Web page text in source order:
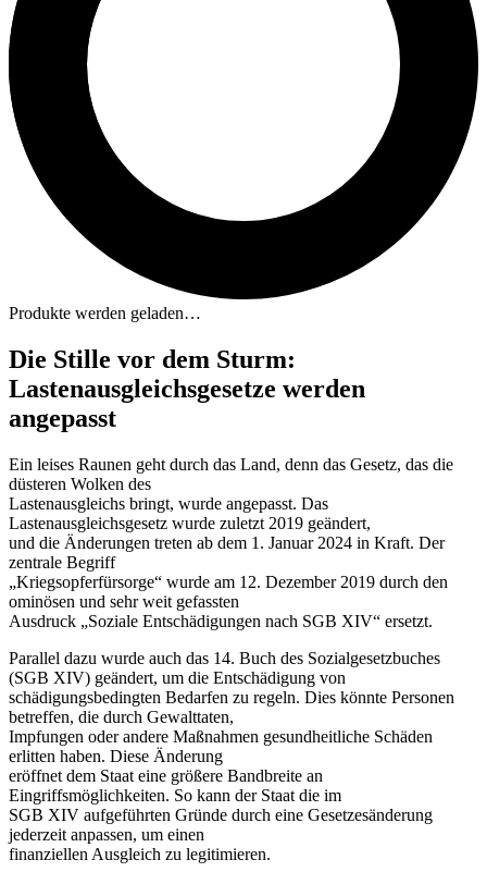
Produkte werden geladen…
Die Stille vor dem Sturm:
Lastenausgleichsgesetze werden
angepasst
Ein leises Raunen geht durch das Land, denn das Gesetz, das die
düsteren Wolken des
Lastenausgleichs bringt, wurde angepasst. Das
Lastenausgleichsgesetz wurde zuletzt 2019 geändert,
und die Änderungen treten ab dem 1. Januar 2024 in Kraft. Der
zentrale Begriff
„Kriegsopferfürsorge“ wurde am 12. Dezember 2019 durch den
ominösen und sehr weit gefassten
Ausdruck „Soziale Entschädigungen nach SGB XIV“ ersetzt.
Parallel dazu wurde auch das 14. Buch des Sozialgesetzbuches
(SGB XIV) geändert, um die Entschädigung von
schädigungsbedingten Bedarfen zu regeln. Dies könnte Personen
betreffen, die durch Gewalttaten,
Impfungen oder andere Maßnahmen gesundheitliche Schäden
erlitten haben. Diese Änderung
eröffnet dem Staat eine größere Bandbreite an
Eingriffsmöglichkeiten. So kann der Staat die im
SGB XIV aufgeführten Gründe durch eine Gesetzesänderung
jederzeit anpassen, um einen
finanziellen Ausgleich zu legitimieren.